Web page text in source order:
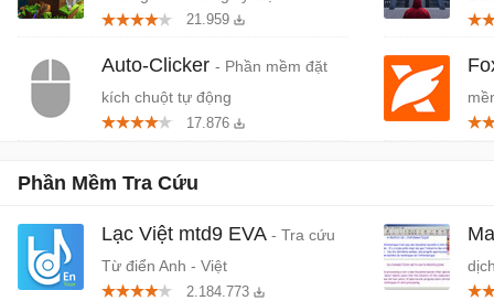
21.959
Auto-Clicker - Phần mềm đặt
kích chuột tự động
17.876
Phần Mềm Tra Cứu
Lạc Việt mtd9 EVA - Tra cứu
Từ điển Anh - Việt
2.184.773